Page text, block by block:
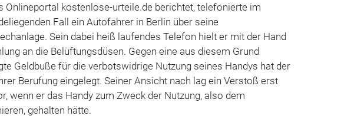
Onlineportal kostenlose-urteile.de berichtet, telefonierte im
Fall ein Autofahrer in Berlin über seine
Sein dabei heiß laufendes Telefon hielt er mit der Hand
an die Belüftungsdüsen. Gegen eine aus diesem Grund
Geldbuße für die verbotswidrige Nutzung seines Handys hat der
Berufung eingelegt. Seiner Ansicht nach lag ein Verstoß erst
wenn er das Handy zum Zweck der Nutzung, also dem
gehalten hätte.